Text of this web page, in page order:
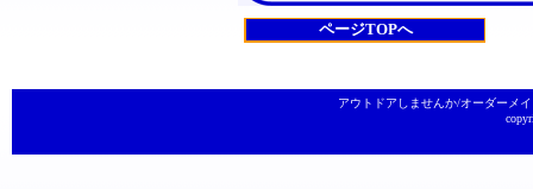
ページTOPへ
アウトドアしませんか/オーダーメ